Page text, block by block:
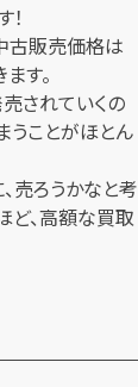
古販売価格は
す。
されていくの
うことがほとん
売ろうかなと考
ど、高額な買取